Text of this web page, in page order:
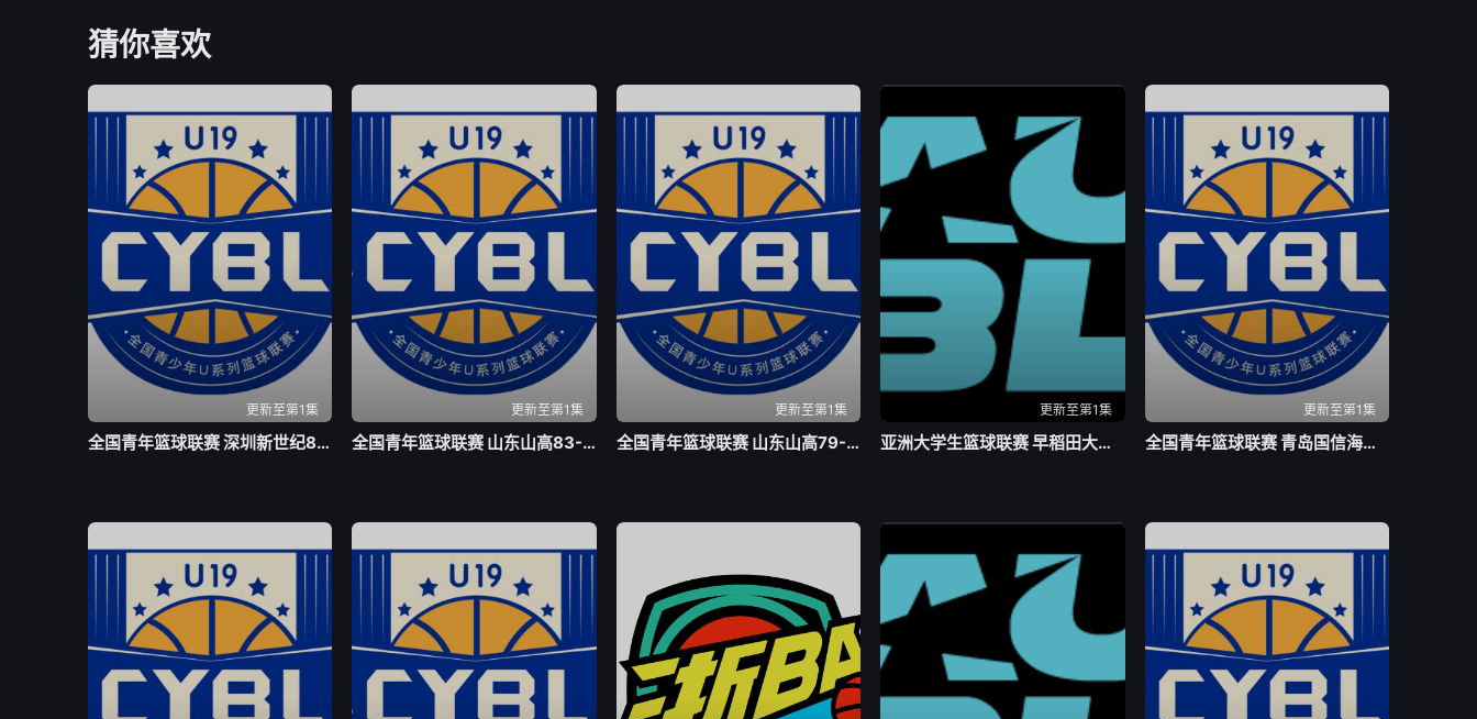
猜你喜欢
更新至第1集
全国青年篮球联赛 深圳新世纪83-72北京首钢20260804
更新至第1集
全国青年篮球联赛 山东山高83-70龙狮青年20260804
更新至第1集
全国青年篮球联赛 山东山高79-59新疆广汇20260803
更新至第1集
亚洲大学生篮球联赛 早稻田大学VS清华大学20260804
更新至第1集
全国青年篮球联赛 青岛国信海天92-71山西汾酒20260803